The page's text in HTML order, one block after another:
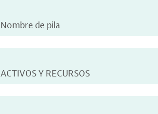
Nombre de pila
ACTIVOS Y RECURSOS